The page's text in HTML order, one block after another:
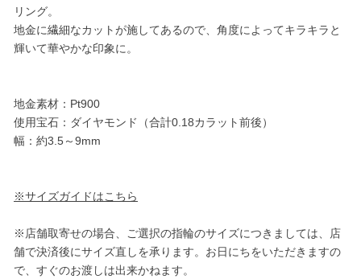
リング。
地金に繊細なカットが施してあるので、角度によってキラキラと
輝いて華やかな印象に。
地金素材：Pt900
使用宝石：ダイヤモンド（合計0.18カラット前後）
幅：約3.5～9mm
※サイズガイドはこちら
※店舗取寄せの場合、ご選択の指輪のサイズにつきましては、店
舗で決済後にサイズ直しを承ります。お日にちをいただきますの
で、すぐのお渡しは出来かねます。